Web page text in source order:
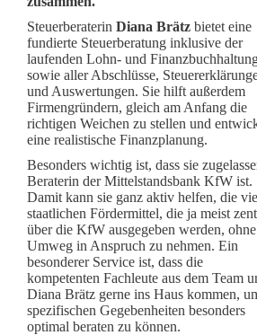
Steuerberaterin Diana Brätz bietet eine
fundierte Steuerberatung inklusive der
laufenden Lohn- und
sowie aller Abschlüsse,
und Auswertungen. Sie hilft außerdem
Firmengründern, gleich am Anfang die
richtigen Weichen zu stellen und
eine realistische Finanzplanung.
Besonders wichtig ist, dass sie
Beraterin der Mittelstandsbank KfW ist.
Damit kann sie ganz aktiv helfen, die
staatlichen Fördermittel, die ja meist
über die KfW ausgegeben werden, ohne
Umweg in Anspruch zu nehmen. Ein
besonderer Service ist, dass die
kompetenten Fachleute aus dem Team
Diana Brätz gerne ins Haus kommen,
spezifischen Gegebenheiten besonders
optimal beraten zu können.